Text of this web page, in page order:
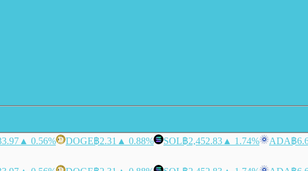
▲ 0.56% DOGE฿2.31 ▲ 0.88% SOL฿2,452.83 ▲ 1.74% ADA฿